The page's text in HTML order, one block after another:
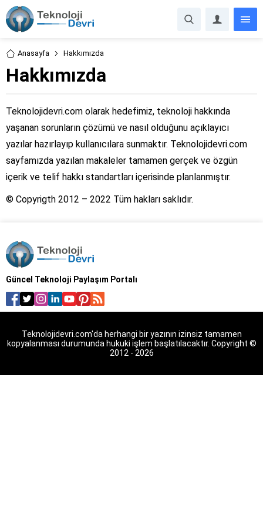
Anasayfa Hakkımızda
Hakkımızda
Teknolojidevri.com olarak hedefimiz, teknoloji hakkında
yaşanan sorunların çözümü ve nasıl olduğunu açıklayıcı
yazılar hazırlayıp kullanıcılara sunmaktır. Teknolojidevri.com
sayfamızda yazılan makaleler tamamen gerçek ve özgün
içerik ve telif hakkı standartları içerisinde planlanmıştır.
© Copyrigth 2012 – 2022 Tüm hakları saklıdır.
Güncel Teknoloji Paylaşım Portalı
Teknolojidevri.com'da herhangi bir yazının izinsiz tamamen
kopyalanması durumunda hukuki işlem başlatılacaktır. Copyright ©
2012 - 2026